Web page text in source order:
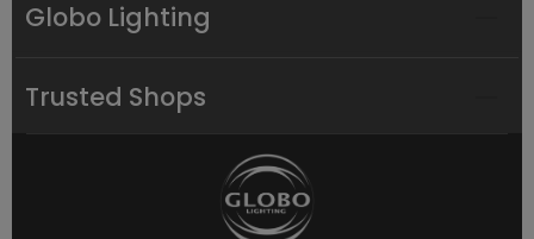
Globo Lighting
Trusted Shops